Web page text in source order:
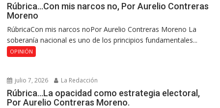
Rúbrica…Con mis narcos no, Por Aurelio Contreras
Moreno
RúbricaCon mis narcos noPor Aurelio Contreras Moreno La
soberanía nacional es uno de los principios fundamentales...
OPINIÓN
julio 7, 2026 La Redacción
Rúbrica…La opacidad como estrategia electoral,
Por Aurelio Contreras Moreno.